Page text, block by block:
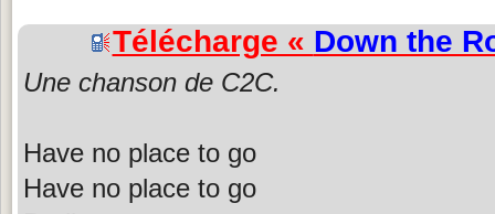
Télécharge « Down the
Une chanson de C2C.
Have no place to go
Have no place to go